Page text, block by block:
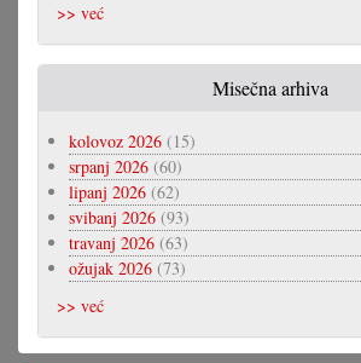
>> već
Misečna arhiva
kolovoz 2026 (15)
srpanj 2026 (60)
lipanj 2026 (62)
svibanj 2026 (93)
travanj 2026 (63)
ožujak 2026 (73)
>> već